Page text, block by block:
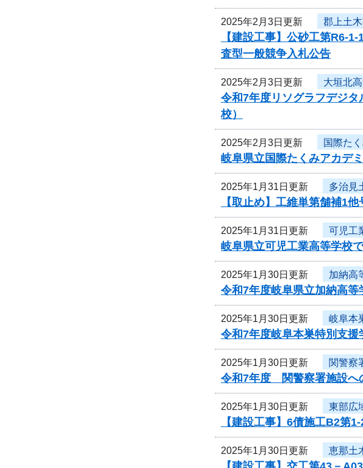
2025年2月3日更新 郡上土
【建設工事】公砂工第R6-
査型一般競争入札公告
2025年2月3日更新 大垣北
令和7年度リソグラフデジ
校）
2025年2月3日更新 国際た
岐阜県立国際たくみアカデ
2025年1月31日更新 多治見
【取止め】工維単第舗補1
2025年1月31日更新 可児工
岐阜県立可児工業高等学校
2025年1月30日更新 加納高
令和7年度岐阜県立加納高
2025年1月30日更新 岐阜本
令和7年度岐阜本巣特別支
2025年1月30日更新 関警察
令和7年度 関警察署施設へ
2025年1月30日更新 東部広
【建設工事】6債施工B2第
2025年1月30日更新 恵那土